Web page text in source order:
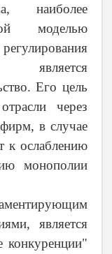
наиболее
моделью
является
Его цель
через
в случае
к ослаблению
монополии
является
конкуренции"